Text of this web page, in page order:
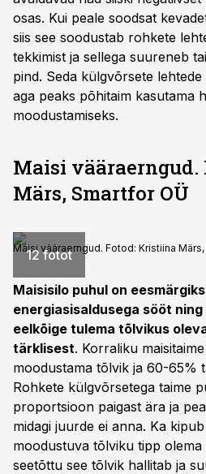
osas. Kui peale soodsat
siis see soodustab rohkete
tekkimist ja sellega suureneb
pind. Seda külgvõrsete
aga peaks põhitaim kasutama
moodustamiseks.
Maisi
Märs, Smartfor OÜ
12 fotot
Maisi vääraerngud. Fotod: Kristiina
Maisisilo puhul on
energiasisaldusega sööt
eelkõige tulema tõlvikus
tärklisest. Korraliku
moodustama tõlvik ja 60-65%
Rohkete külgvõrsetega taime
proportsioon paigast ära ja
midagi juurde ei anna. Ka
moodustuva tõlviku tipp olema
seetõttu see tõlvik hallitab ja